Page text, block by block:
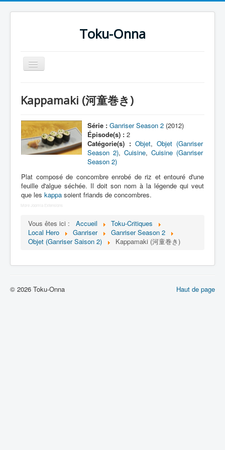
Toku-Onna
Basculer
la
Toku-Actrices
Toku-Critiques
Séries
Films
COSAA
Dessins
Artiste Asperger
Lexique
Tetsujin Ganriser Season 2 (鉄神
fer Ganriser Saison 2
Série
Kappamaki (河童巻き)
Série : Ganriser Season 2 (2012)
Épisode(s) : 2
Catégorie(s) : Objet,Objet (Ganriser
Season 2),Cuisine,Cuisine (Ganriser
Season 2)
Plat composé de concombre enrobé de riz et entouré d'une
feuille d'algue séchée. Il doit son nom à la légende qui veut
que les kappa soient friands de concombres.
More Joomla Extensions
Vous êtes ici : Accueil
Toku-Critiques
Local Hero
Ganriser
Ganriser Season 2
Objet (Ganriser Saison 2)
Kappamaki (河童巻き)
Haut de page
© 2026 Toku-Onna